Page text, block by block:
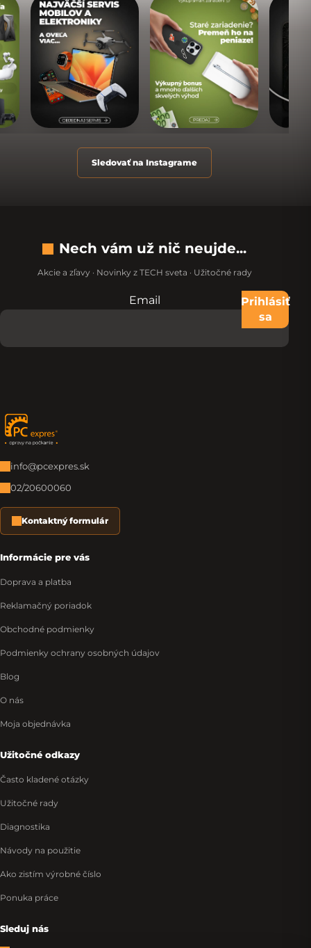
Sledovať na Instagrame
Nech vám už nič neujde...
Akcie a zľavy · Novinky z TECH sveta · Užitočné rady
Nevypĺňajte toto pole:
Email
Prihlásiť
sa
Zápätie
info@pcexpres.sk
02/20600060
Kontaktný formulár
Informácie pre vás
Doprava a platba
Reklamačný poriadok
Obchodné podmienky
Podmienky ochrany osobných údajov
Blog
O nás
Moja objednávka
Užitočné odkazy
Často kladené otázky
Užitočné rady
Diagnostika
Návody na použitie
Ako zistím výrobné číslo
Ponuka práce
Sleduj nás